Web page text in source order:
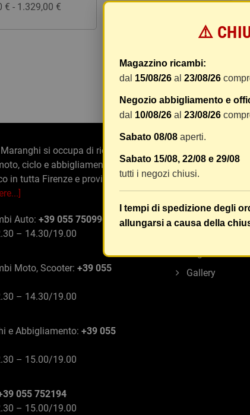
€ - 1.329,00 €
COMPRA
Visualizzati 1-1 su 1 articoli
⚠️
Magazzino ricambi:
dal 15/08/26 al 23/08/26
Negozio abbigliamento e
dal 10/08/26 al 23/08/26
Sabato 08/08 aperti.
Sabato 15/08, 22/08 e 29/08
tutti i negozi chiusi.
I tempi di spedizione degli
allungarsi a causa della
si occupa di ricambi e
ciclo e abbigliamento
in tutta Firenze e provincia
Auto: +39 055 750996
– 14.30/19.00
Moto, Scooter: +39 055
– 14.30/19.00
e Abbigliamento: +39 055
– 15.00/19.00
055 752194
– 15.00/19.00
Privacy Policy
Cookie Policy
Termini e
Regole sui resi
Gallery